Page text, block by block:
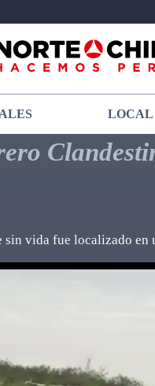
periodismo
LOCAL
sin vida fue localizado en